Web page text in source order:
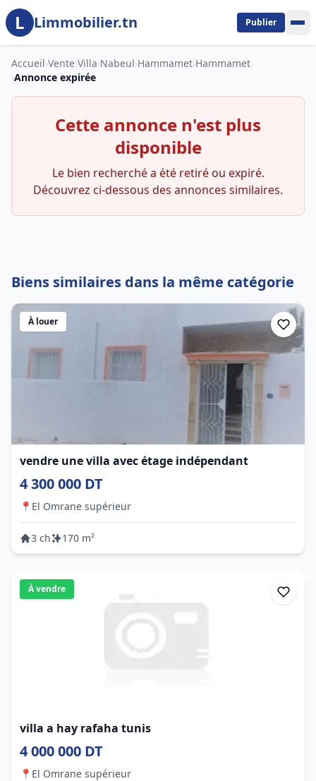
Aller au contenu principal
L Limmobilier.tn Publier
Accueil›Vente›Villa›Nabeul›Hammamet›Hammamet
›Annonce expirée
Cette annonce n'est plus
disponible
Le bien recherché a été retiré ou expiré.
Découvrez ci-dessous des annonces similaires.
Biens similaires dans la même catégorie
À louer
vendre une villa avec étage indépendant
4 300 000 DT
📍 El Omrane supérieur
3 ch 170 m²
À vendre
villa a hay rafaha tunis
4 000 000 DT
📍 El Omrane supérieur